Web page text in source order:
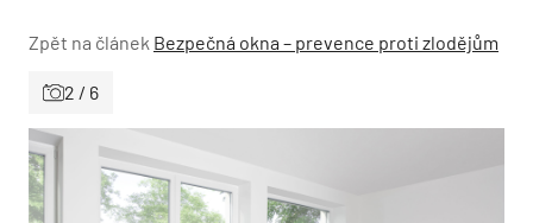
Zpět na článek Bezpečná okna – prevence proti zlodějům
2 / 6